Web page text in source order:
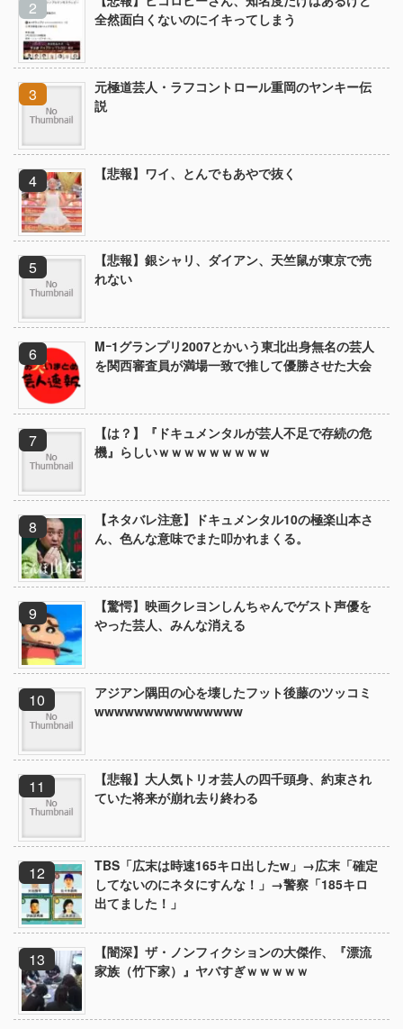
全然面白くないのにイキってしまう
元極道芸人・ラフコントロール重岡のヤンキー伝
説
【悲報】ワイ、とんでもあやで抜く
【悲報】銀シャリ、ダイアン、天竺鼠が東京で売
れない
Mｰ1グランプリ2007とかいう東北出身無名の芸人
を関西審査員が満場一致で推して優勝させた大会
【は？】『ドキュメンタルが芸人不足で存続の危
機』らしいｗｗｗｗｗｗｗｗｗ
【ネタバレ注意】ドキュメンタル10の極楽山本さ
ん、色んな意味でまた叩かれまくる。
【驚愕】映画クレヨンしんちゃんでゲスト声優を
やった芸人、みんな消える
アジアン隅田の心を壊したフット後藤のツッコミ
wwwwwwwwwwwwwww
【悲報】大人気トリオ芸人の四千頭身、約束され
ていた将来が崩れ去り終わる
TBS「広末は時速165キロ出したw」→広末「確定
してないのにネタにすんな！」→警察「185キロ
出てました！」
【闇深】ザ・ノンフィクションの大傑作、『漂流
家族（竹下家）』ヤバすぎｗｗｗｗｗ